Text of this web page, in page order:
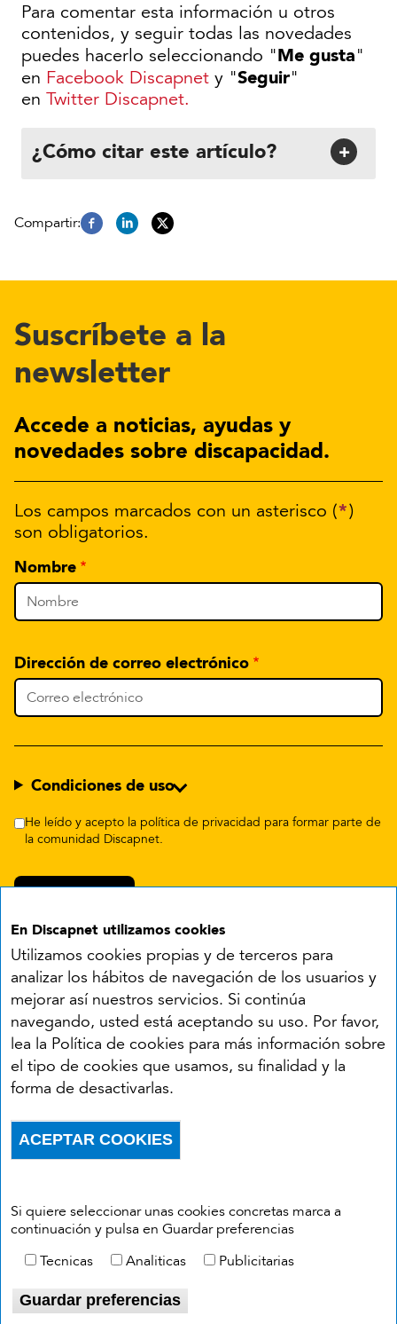
En Discapnet utilizamos cookies
Utilizamos cookies propias y de terceros para
analizar los hábitos de navegación de los usuarios y
mejorar así nuestros servicios. Si continúa
navegando, usted está aceptando su uso. Por favor,
lea la Política de cookies para más información sobre
el tipo de cookies que usamos, su finalidad y la
forma de desactivarlas.
Si quiere seleccionar unas cookies concretas marca a
continuación y pulsa en Guardar preferencias
Tecnicas
Analiticas Publicitarias
Guardar preferencias
ACEPTAR COOKIES
Para comentar esta información u otros
contenidos, y seguir todas las novedades
puedes hacerlo seleccionando "Me gusta"
en Facebook Discapnet y "Seguir"
en Twitter Discapnet.
¿Cómo citar este artículo? +
Suscríbete a la
newsletter
Accede a noticias, ayudas y
novedades sobre discapacidad.
Los campos marcados con un asterisco (*)
son obligatorios.
Nombre
Dirección de correo electrónico
Condiciones de uso
He leído y acepto la política de privacidad para formar parte de
la comunidad Discapnet.
Síguenos en:
YouTube
Menú del pie
AccesibilidadAviso legal
Política de privacidad